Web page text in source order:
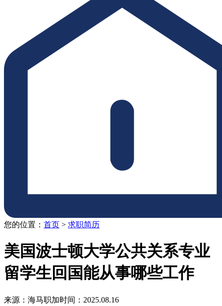
您的位置： 首页 > 求职简历
美国波士顿大学公共关系专业
留学生回国能从事哪些工作
来源：海马职加时间：2025.08.16